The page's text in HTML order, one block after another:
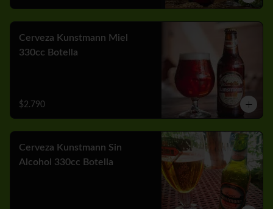
Cerveza Kunstmann Miel
330cc Botella
$2.790
Cerveza Kunstmann Sin
Alcohol 330cc Botella